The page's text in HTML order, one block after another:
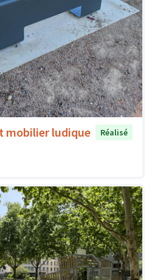
mobilier ludique
Réalisé